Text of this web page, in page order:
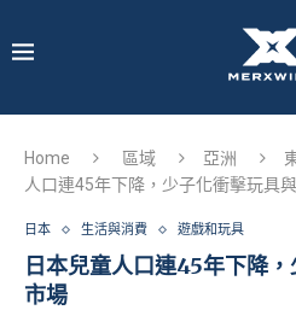
Home 區域 亞洲
人口連45年下降，少子化衝擊玩具
日本 生活與消費 遊戲和玩具
日本兒童人口連45年下降
市場